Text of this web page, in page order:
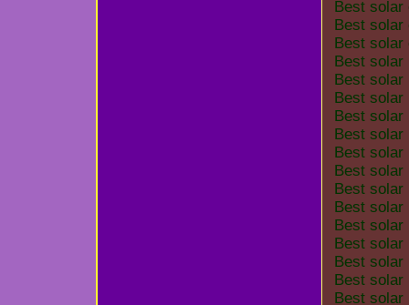
Best solar
Best solar
Best solar
Best solar
Best solar
Best solar
Best solar
Best solar
Best solar
Best solar
Best solar
Best solar
Best solar
Best solar
Best solar
Best solar
Best solar